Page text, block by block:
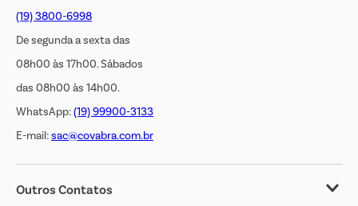
(19) 3800-6998
De segunda a sexta das
08h00 às 17h00. Sábados
das 08h00 às 14h00.
WhatsApp:(19) 99900-3133
E-mail:sac@covabra.com.br
Outros Contatos